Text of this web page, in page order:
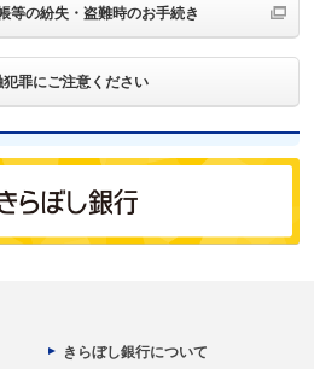
等の紛失・盗難時のお手続き
犯罪にご注意ください
きらぼし銀行について